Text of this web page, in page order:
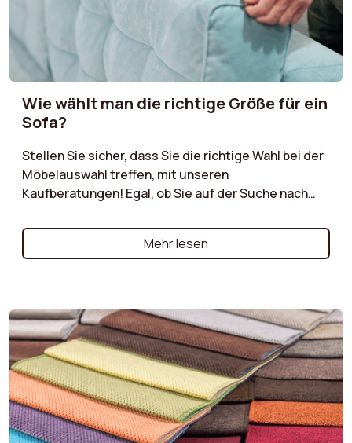
Wie wählt man die richtige Größe für ein
Sofa?
Stellen Sie sicher, dass Sie die richtige Wahl bei der
Möbelauswahl treffen, mit unseren
Kaufberatungen! Egal, ob Sie auf der Suche nach
einem praktischen Pouf sind, unsere
Kaufberatungen bieten wertvolle Ratschläge für
Stile, Größen und Funktionen, um die richtigen
Entscheidungen zu treffen, die Ihren Bedürfnissen
und Ihrem Lebensstil entsprechen. Un...
Mehr lesen